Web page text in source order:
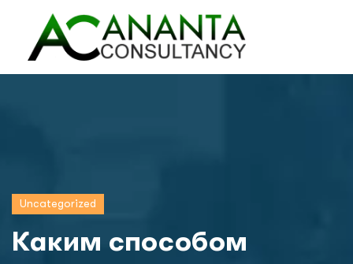
Uncategorized
Каким способом